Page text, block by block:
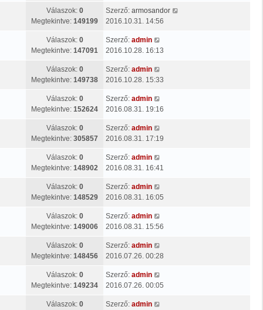
Válaszok: 0
Megtekintve: 149199
Szerző: armosandor
2016.10.31. 14:56
Válaszok: 0
Megtekintve: 147091
Szerző: admin
2016.10.28. 16:13
Válaszok: 0
Megtekintve: 149738
Szerző: admin
2016.10.28. 15:33
Válaszok: 0
Megtekintve: 152624
Szerző: admin
2016.08.31. 19:16
Válaszok: 0
Megtekintve: 305857
Szerző: admin
2016.08.31. 17:19
Válaszok: 0
Megtekintve: 148902
Szerző: admin
2016.08.31. 16:41
Válaszok: 0
Megtekintve: 148529
Szerző: admin
2016.08.31. 16:05
Válaszok: 0
Megtekintve: 149006
Szerző: admin
2016.08.31. 15:56
Válaszok: 0
Megtekintve: 148456
Szerző: admin
2016.07.26. 00:28
Válaszok: 0
Megtekintve: 149234
Szerző: admin
2016.07.26. 00:05
Válaszok: 0
Szerző: admin